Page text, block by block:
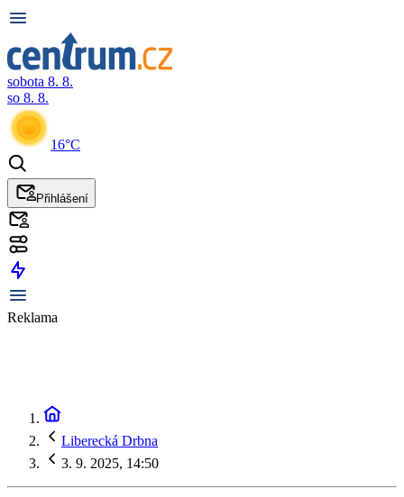
sobota 8. 8.
so 8. 8.
16°C
Přihlášení
Reklama
Liberecká Drbna
3. 9. 2025, 14:50